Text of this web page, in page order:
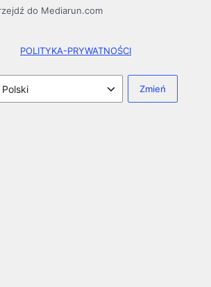
do Mediarun.com
POLITYKA-PRYWATNOŚCI